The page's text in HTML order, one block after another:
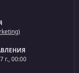
г., 00:00